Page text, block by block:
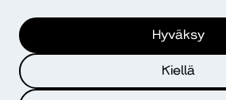
Hyväksy
Kiellä
kokonainen oppitunti onnistuisi
nimittäin kerta toisensa jälkeen
opiskelijoilla on kysymyksiä, joihin
opetusaineistosta löydy ja joita
kanssa pohdittava ja selvitettävä.